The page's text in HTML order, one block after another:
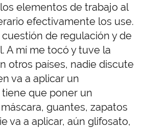
elementos de trabajo al
efectivamente los use.
de regulación y de
A mí me tocó y tuve la
otros países, nadie discute
va a aplicar un
que poner un
guantes, zapatos
va a aplicar, aún glifosato,